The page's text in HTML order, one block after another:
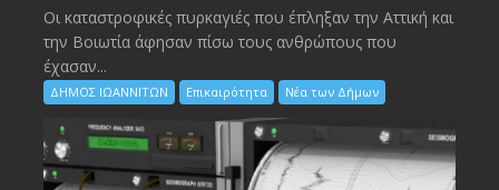
Οι καταστροφικές πυρκαγιές που έπληξαν την Αττική και
την Bοιωτία άφησαν πίσω τους ανθρώπους που
έχασαν...
ΔΗΜΟΣ ΙΩΑΝΝΙΤΩΝ Επικαιρότητα Νέα των Δήμων